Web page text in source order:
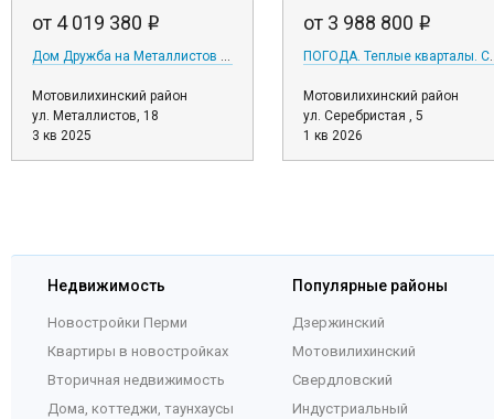
от 4 019 380 i
Дом Дружба на Металлистов 18
Мотовилихинский район
ул. Металлистов, 18
3 кв 2025
от 3 988 800 i
ПОГОДА.
Мотовилихинский район
ул. Серебристая , 5
1 кв 2026
Недвижимость
Новостройки Перми
Квартиры в новостройках
Вторичная недвижимость
Дома, коттеджи, таунхаусы
Популярные районы
Дзержинский
Мотовилихинский
Свердловский
Индустриальный